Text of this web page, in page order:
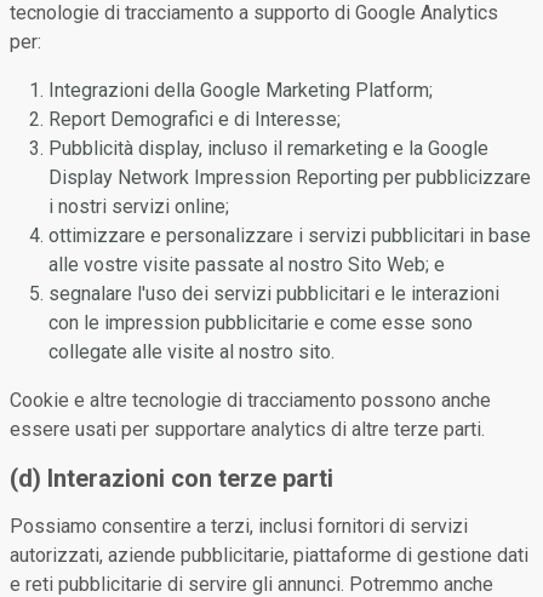
tecnologie di tracciamento a supporto di Google Analytics
per:
Integrazioni della Google Marketing Platform;
Report Demografici e di Interesse;
Pubblicità display, incluso il remarketing e la Google
Display Network Impression Reporting per pubblicizzare
i nostri servizi online;
ottimizzare e personalizzare i servizi pubblicitari in base
alle vostre visite passate al nostro Sito Web; e
segnalare l'uso dei servizi pubblicitari e le interazioni
con le impression pubblicitarie e come esse sono
collegate alle visite al nostro sito.
Cookie e altre tecnologie di tracciamento possono anche
essere usati per supportare analytics di altre terze parti.
(d) Interazioni con terze parti
Possiamo consentire a terzi, inclusi fornitori di servizi
autorizzati, aziende pubblicitarie, piattaforme di gestione dati
e reti pubblicitarie di servire gli annunci. Potremmo anche